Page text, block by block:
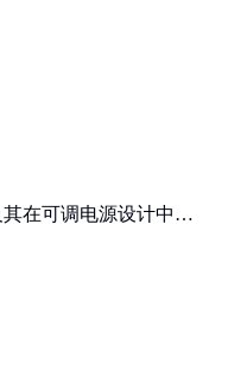
在可调电源设计中的